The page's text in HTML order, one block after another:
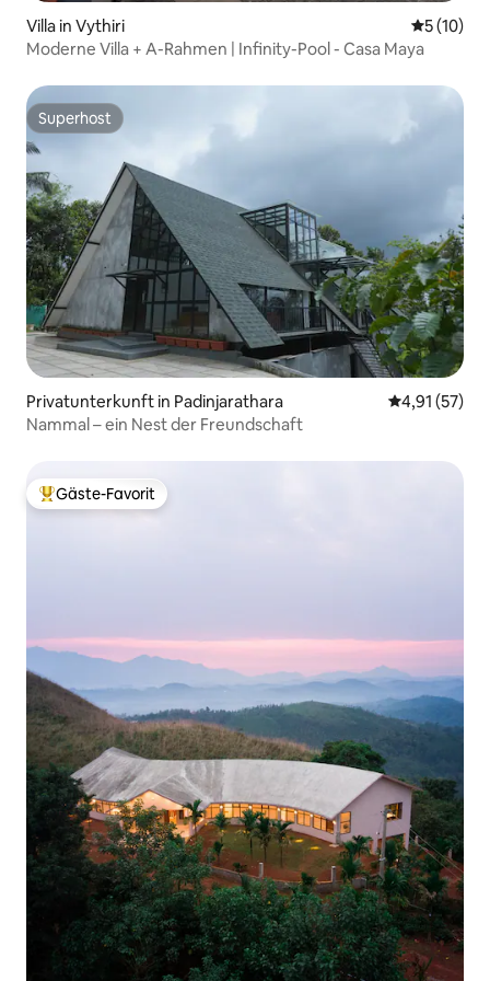
Villa in Vythiri
5 (10)
Moderne Villa + A-Rahmen | Infinity-Pool - Casa Maya
Superhost
Superhost
Privatunterkunft in Padinjarathara
4,91 (57)
Nammal – ein Nest der Freundschaft
Beliebter Gäste-Favorit.
Gäste-Favorit